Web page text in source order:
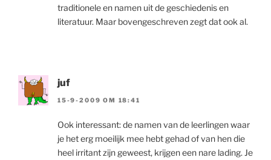
traditionele en namen uit de geschiedenis en
literatuur. Maar bovengeschreven zegt dat ook al.
juf
15-9-2009 OM 18:41
Ook interessant: de namen van de leerlingen waar
je het erg moeilijk mee hebt gehad of van hen die
heel irritant zijn geweest, krijgen een nare lading. Je